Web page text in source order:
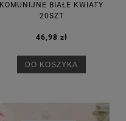
KOMUNIJNE BIAŁE KWIATY
20SZT
46,98 zł
DO KOSZYKA